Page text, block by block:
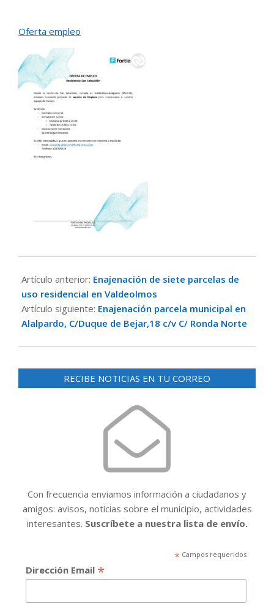
Oferta empleo
10-
09
Artículo anterior: Enajenación de siete parcelas de
uso residencial en Valdeolmos
Artículo siguiente: Enajenación parcela municipal en
Alalpardo, C/Duque de Bejar,18 c/v C/ Ronda Norte
RECIBE NOTICIAS EN TU CORREO
Con frecuencia enviamos información a ciudadanos y
amigos: avisos, noticias sobre el municipio, actividades
interesantes. Suscríbete a nuestra lista de envío.
*Campos requeridos
Dirección Email *